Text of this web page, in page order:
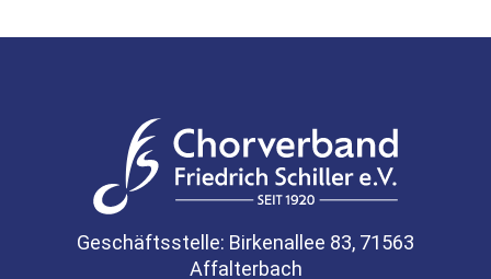
Geschäftsstelle: Birkenallee 83, 71563
Affalterbach